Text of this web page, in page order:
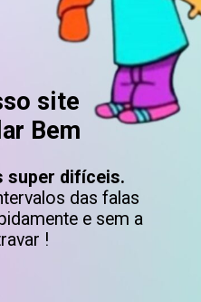
site
Bem
super difíceis.
das falas
e sem a
!